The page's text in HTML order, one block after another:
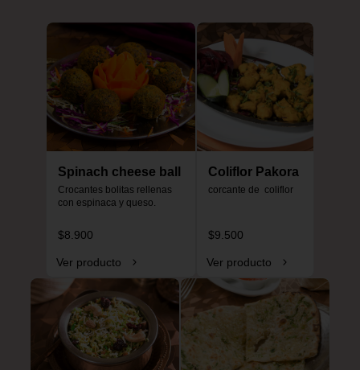
Spinach cheese ball
Crocantes bolitas rellenas
con espinaca y queso.
$8.900
Ver producto
Coliflor Pakora
corcante de  coliflor
$9.500
Ver producto